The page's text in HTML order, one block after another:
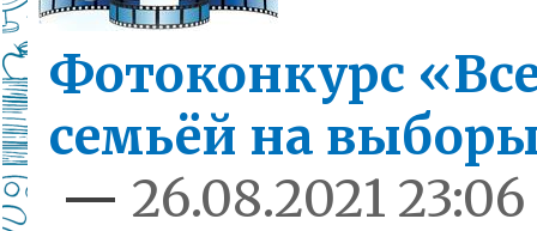
Фотоконкурс
семьёй на
— 26.08.2021 23:06